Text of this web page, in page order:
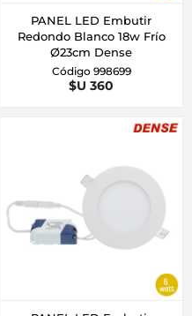
PANEL LED Embutir
Redondo Blanco 18w Frío
Ø23cm Dense
Código 998699
$U 360